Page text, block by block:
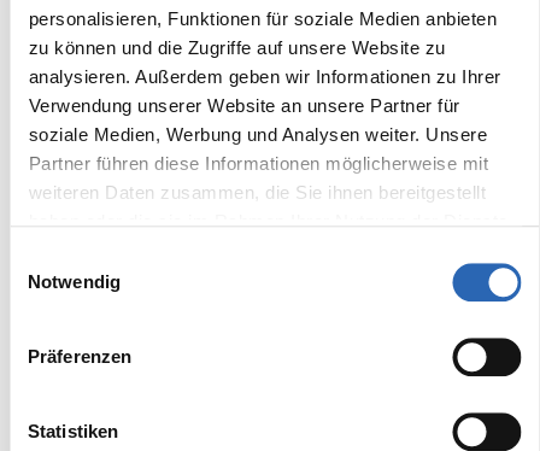
personalisieren, Funktionen für soziale Medien anbieten
zu können und die Zugriffe auf unsere Website zu
analysieren. Außerdem geben wir Informationen zu Ihrer
Verwendung unserer Website an unsere Partner für
soziale Medien, Werbung und Analysen weiter. Unsere
Partner führen diese Informationen möglicherweise mit
weiteren Daten zusammen, die Sie ihnen bereitgestellt
Notwendig
Präferenzen
Statistiken
1965 kg Nein
Frontantrieb
Nein
Sitze
5
Komfort
Elektrische
Sitzeinstellung